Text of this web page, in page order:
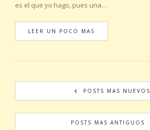
es el que yo hago, pues una…
LEER UN POCO MAS
POSTS MAS NUEVOS
POSTS MAS ANTIGUOS